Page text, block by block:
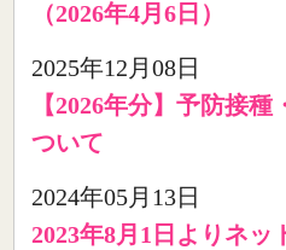
（2026年4月6日）
2025年12月08日
【2026年分】予防接
ついて
2024年05月13日
2023年8月1日よりネッ